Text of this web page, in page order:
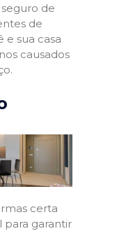
de
de
e sua casa
causados
certa
para garantir